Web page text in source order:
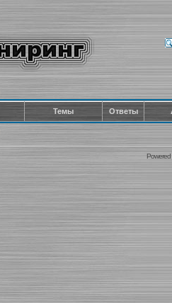
Темы Ответы